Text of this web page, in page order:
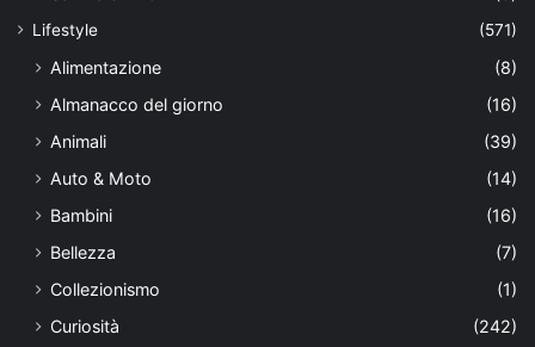
Lifestyle (571)
Alimentazione
(8)
Almanacco del giorno
(16)
Animali
(39)
Auto & Moto
(14)
Bambini
(16)
Bellezza
(7)
Collezionismo
(1)
Curiosità
(242)